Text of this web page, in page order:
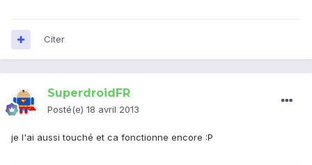
Citer
SuperdroidFR
Posté(e) 18 avril 2013
je l'ai aussi touché et ca fonctionne encore :P